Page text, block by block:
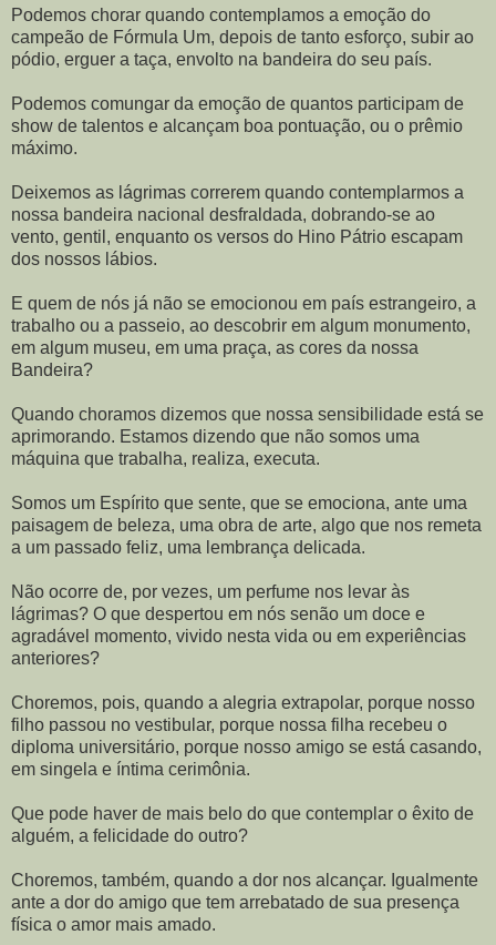
Podemos chorar quando contemplamos a emoção do
campeão de Fórmula Um, depois de tanto esforço, subir ao
pódio, erguer a taça, envolto na bandeira do seu país.
Podemos comungar da emoção de quantos participam de
show de talentos e alcançam boa pontuação, ou o prêmio
máximo.
Deixemos as lágrimas correrem quando contemplarmos a
nossa bandeira nacional desfraldada, dobrando-se ao
vento, gentil, enquanto os versos do Hino Pátrio escapam
dos nossos lábios.
E quem de nós já não se emocionou em país estrangeiro, a
trabalho ou a passeio, ao descobrir em algum monumento,
em algum museu, em uma praça, as cores da nossa
Bandeira?
Quando choramos dizemos que nossa sensibilidade está se
aprimorando. Estamos dizendo que não somos uma
máquina que trabalha, realiza, executa.
Somos um Espírito que sente, que se emociona, ante uma
paisagem de beleza, uma obra de arte, algo que nos remeta
a um passado feliz, uma lembrança delicada.
Não ocorre de, por vezes, um perfume nos levar às
lágrimas? O que despertou em nós senão um doce e
agradável momento, vivido nesta vida ou em experiências
anteriores?
Choremos, pois, quando a alegria extrapolar, porque nosso
filho passou no vestibular, porque nossa filha recebeu o
diploma universitário, porque nosso amigo se está casando,
em singela e íntima cerimônia.
Que pode haver de mais belo do que contemplar o êxito de
alguém, a felicidade do outro?
Choremos, também, quando a dor nos alcançar. Igualmente
ante a dor do amigo que tem arrebatado de sua presença
física o amor mais amado.